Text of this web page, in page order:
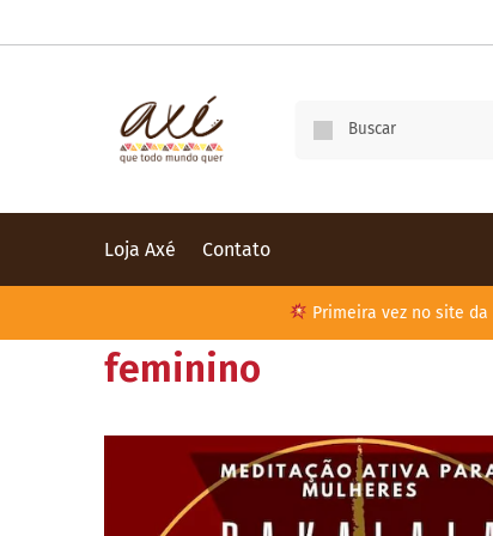
Loja Axé Contato
Primeira vez no site da
feminino